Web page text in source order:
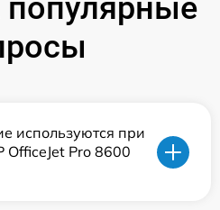
используются при
OfficeJet Pro 8600